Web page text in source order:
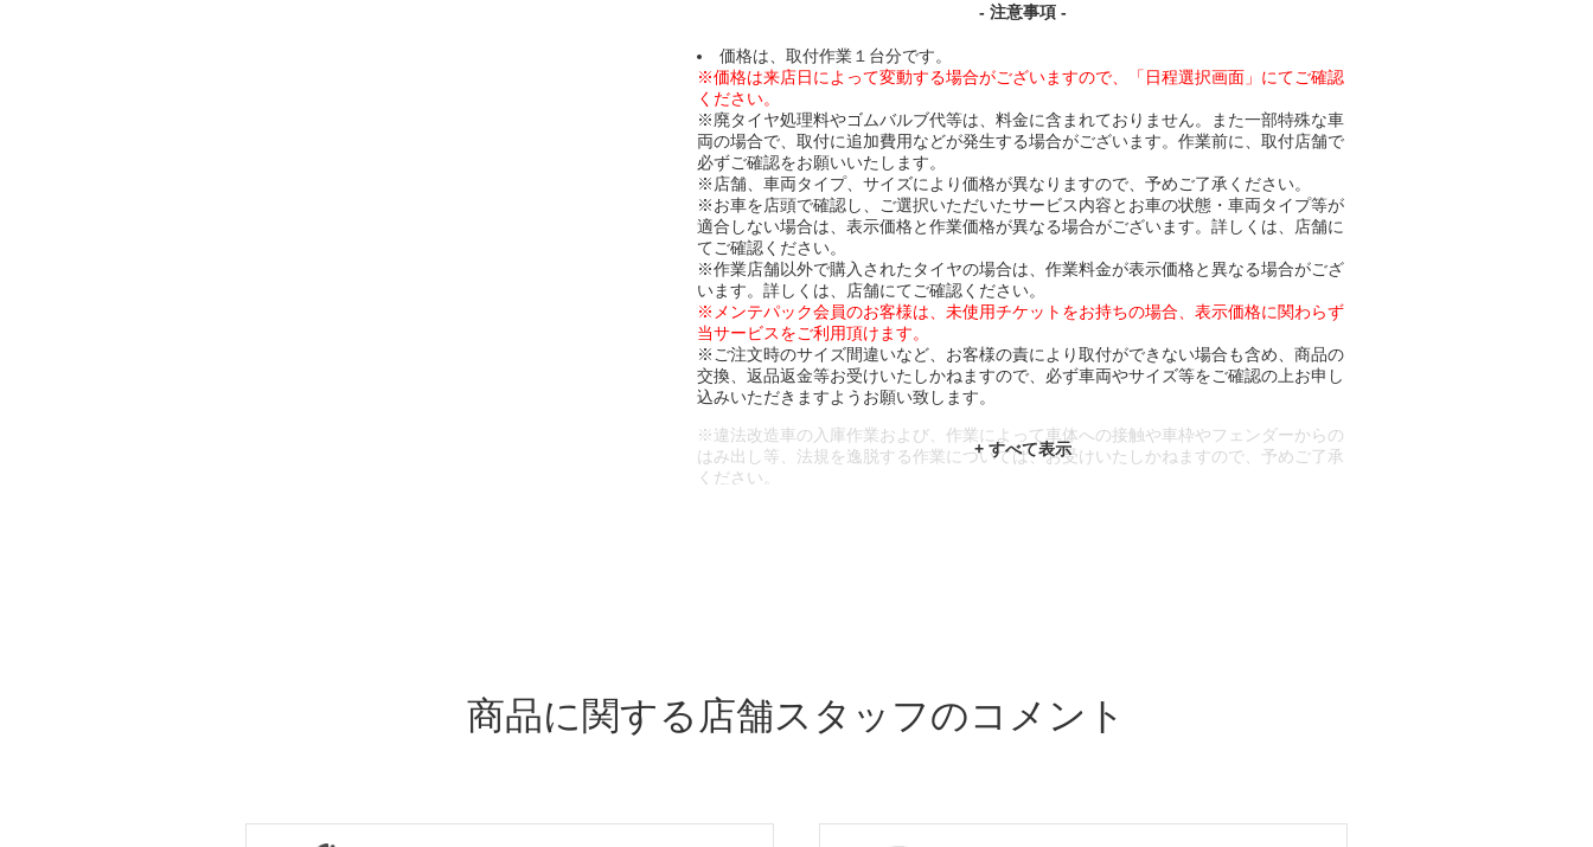
- 注意事項 -
価格は、取付作業１台分です。
※価格は来店日によって変動する場合がございますので、「日程選択画面」にてご確認
ください。
※廃タイヤ処理料やゴムバルブ代等は、料金に含まれておりません。また一部特殊な車
両の場合で、取付に追加費用などが発生する場合がございます。作業前に、取付店舗で
必ずご確認をお願いいたします。
※店舗、車両タイプ、サイズにより価格が異なりますので、予めご了承ください。
※お車を店頭で確認し、ご選択いただいたサービス内容とお車の状態・車両タイプ等が
適合しない場合は、表示価格と作業価格が異なる場合がございます。詳しくは、店舗に
てご確認ください。
※作業店舗以外で購入されたタイヤの場合は、作業料金が表示価格と異なる場合がござ
います。詳しくは、店舗にてご確認ください。
※メンテパック会員のお客様は、未使用チケットをお持ちの場合、表示価格に関わらず
当サービスをご利用頂けます。
※ご注文時のサイズ間違いなど、お客様の責により取付ができない場合も含め、商品の
交換、返品返金等お受けいたしかねますので、必ず車両やサイズ等をご確認の上お申し
込みいただきますようお願い致します。
※違法改造車の入庫作業および、作業によって車体への接触や車枠やフェンダーからの
はみ出し等、法規を逸脱する作業については、お受けいたしかねますので、予めご了承
ください。
商品に関する店舗スタッフのコメント